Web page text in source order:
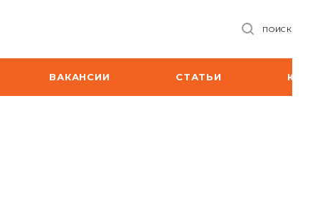
ПОИСК
ВАКАНСИИ СТАТЬИ